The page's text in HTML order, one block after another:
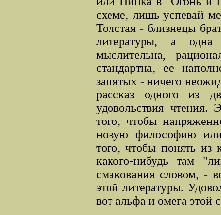
схеме, лишь успевай
Толстая - близнецы
литературы, а
мыслительна,
стандартна, ее
запятых - ничего
рассказ одного из
удовольствия чтения.
того, чтобы
новую философию
того, чтобы понять
какого-нибудь там
смакования словом, -
этой литературы.
вот альфа и омега этой